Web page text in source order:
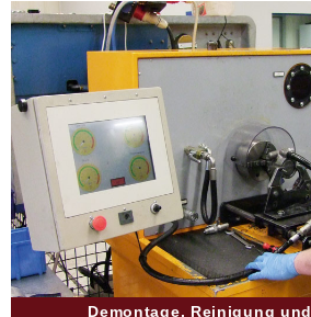
Demontage, Reinigung